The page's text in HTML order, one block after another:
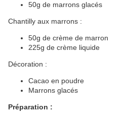
50g de marrons glacés
Chantilly aux marrons :
50g de crème de marron
225g de crème liquide
Décoration :
Cacao en poudre
Marrons glacés
Préparation :